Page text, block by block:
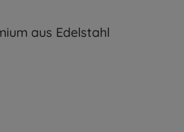
aus Edelstahl